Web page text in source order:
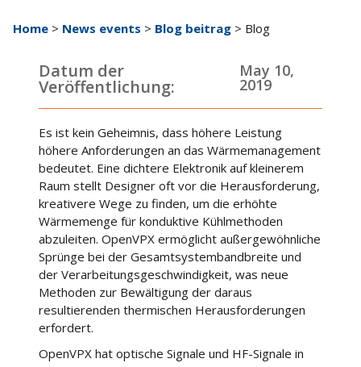
Home > News events > Blog beitrag > Blog
Datum der
Veröffentlichung:
May 10,
2019
Es ist kein Geheimnis, dass höhere Leistung
höhere Anforderungen an das Wärmemanagement
bedeutet. Eine dichtere Elektronik auf kleinerem
Raum stellt Designer oft vor die Herausforderung,
kreativere Wege zu finden, um die erhöhte
Wärmemenge für konduktive Kühlmethoden
abzuleiten. OpenVPX ermöglicht außergewöhnliche
Sprünge bei der Gesamtsystembandbreite und
der Verarbeitungsgeschwindigkeit, was neue
Methoden zur Bewältigung der daraus
resultierenden thermischen Herausforderungen
erfordert.
OpenVPX hat optische Signale und HF-Signale in